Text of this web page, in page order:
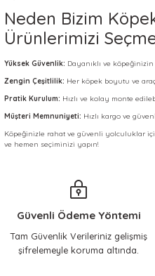
Neden Bizim
Ürünlerimizi
Yüksek Güvenlik: Dayanıklı ve
Zengin Çeşitlilik: Her köpek boyutu ve
Pratik Kurulum: Hızlı ve kolay monte
Müşteri Memnuniyeti: Hızlı kargo ve
Köpeğinizle rahat ve güvenli yolculuklar
ve hemen seçiminizi yapın!
Güvenli Ödeme Yöntemi
Tam Güvenlik Verileriniz gelişmiş
şifrelemeyle koruma altında.